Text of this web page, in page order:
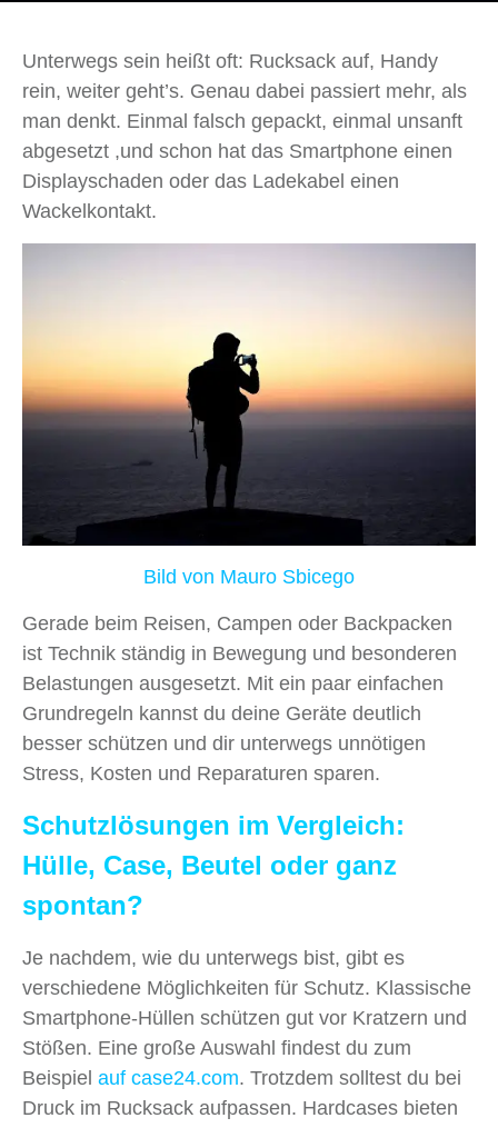
Unterwegs sein heißt oft: Rucksack auf, Handy
rein, weiter geht’s. Genau dabei passiert mehr, als
man denkt. Einmal falsch gepackt, einmal unsanft
abgesetzt ,und schon hat das Smartphone einen
Displayschaden oder das Ladekabel einen
Wackelkontakt.
Bild von Mauro Sbicego
Gerade beim Reisen, Campen oder Backpacken
ist Technik ständig in Bewegung und besonderen
Belastungen ausgesetzt. Mit ein paar einfachen
Grundregeln kannst du deine Geräte deutlich
besser schützen und dir unterwegs unnötigen
Stress, Kosten und Reparaturen sparen.
Schutzlösungen im Vergleich:
Hülle, Case, Beutel oder ganz
spontan?
Je nachdem, wie du unterwegs bist, gibt es
verschiedene Möglichkeiten für Schutz. Klassische
Smartphone-Hüllen schützen gut vor Kratzern und
Stößen. Eine große Auswahl findest du zum
Beispiel auf case24.com. Trotzdem solltest du bei
Druck im Rucksack aufpassen. Hardcases bieten